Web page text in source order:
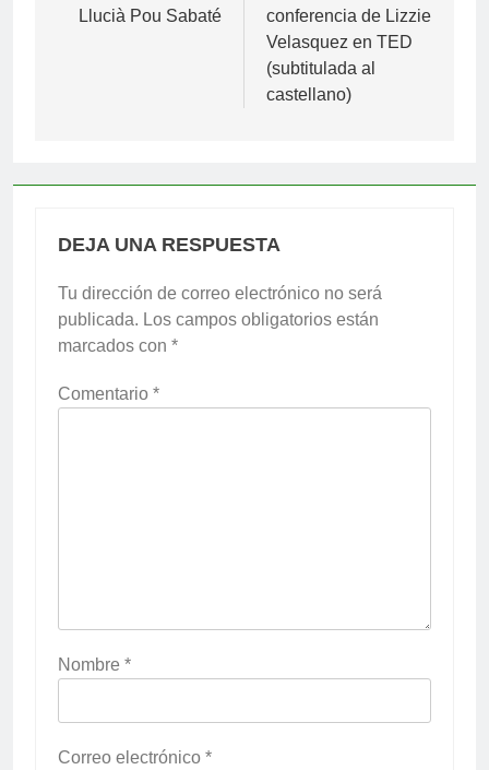
Llucià Pou Sabaté
conferencia de Lizzie
Velasquez en TED
(subtitulada al
castellano)
DEJA UNA RESPUESTA
Tu dirección de correo electrónico no será
publicada. Los campos obligatorios están
marcados con *
Comentario *
Nombre *
Correo electrónico *